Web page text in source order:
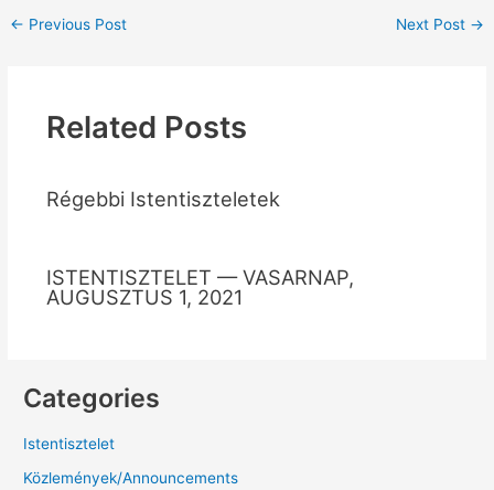
← Previous Post Next Post →
Related Posts
Régebbi Istentiszteletek
ISTENTISZTELET — VASARNAP,
AUGUSZTUS 1, 2021
Categories
Istentisztelet
Közlemények/Announcements